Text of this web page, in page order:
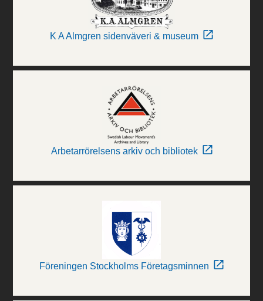
K A Almgren sidenväveri & museum
Arbetarrörelsens arkiv och bibliotek
Föreningen Stockholms Företagsminnen